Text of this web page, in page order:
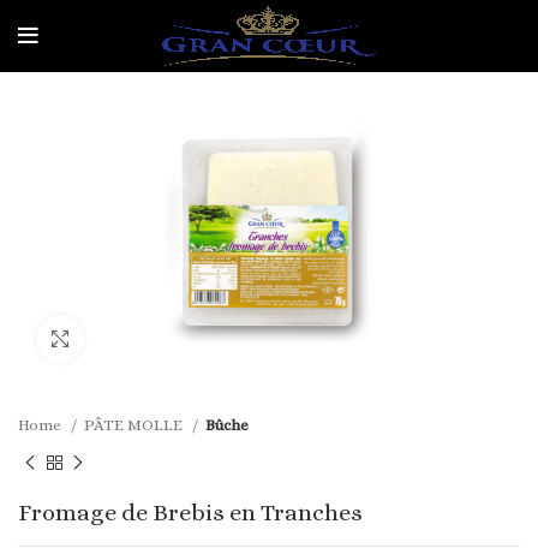
Click to enlarge
Home PÂTE MOLLE Bûche
Fromage de Brebis en Tranches